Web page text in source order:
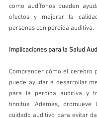
como audífonos pueden
efectos y mejorar la
personas con pérdida auditiva.
Implicaciones para la Salud
Comprender cómo el cerebro
puede ayudar a desarrollar
para la pérdida auditiva y
tinnitus. Además, promueve
cuidado auditivo para evitar